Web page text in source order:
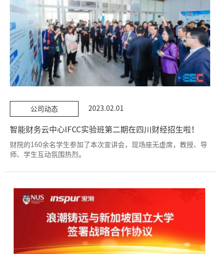
公司动态 2023.02.01
智能财务云中心IFCC实验班第二期在四川财经招生啦！
财院的160余名学生参加了本次宣讲会，现场座无虚席，教授、导
师、学生互动氛围热烈。‍